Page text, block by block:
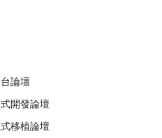
論壇
開發論壇
移植論壇